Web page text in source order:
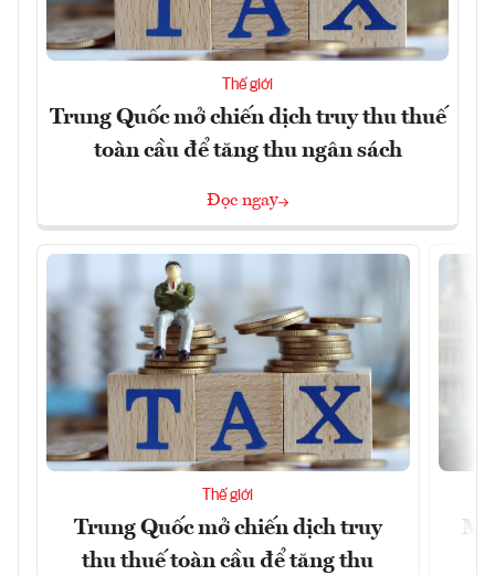
Thế giới
Trung Quốc mở chiến dịch truy thu thuế
toàn cầu để tăng thu ngân sách
Đọc ngay
Thế giới
Trung Quốc mở chiến dịch truy
thu thuế toàn cầu để tăng thu